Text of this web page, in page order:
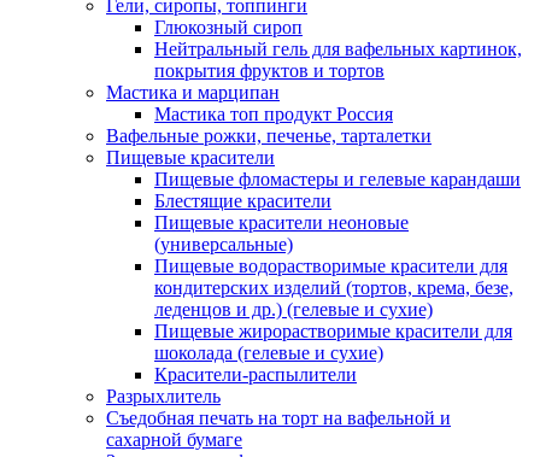
Гели, сиропы, топпинги
Глюкозный сироп
Нейтральный гель для вафельных картинок,
покрытия фруктов и тортов
Мастика и марципан
Мастика топ продукт Россия
Вафельные рожки, печенье, тарталетки
Пищевые красители
Пищевые фломастеры и гелевые карандаши
Блестящие красители
Пищевые красители неоновые
(универсальные)
Пищевые водорастворимые красители для
кондитерских изделий (тортов, крема, безе,
леденцов и др.) (гелевые и сухие)
Пищевые жирорастворимые красители для
шоколада (гелевые и сухие)
Красители-распылители
Разрыхлитель
Съедобная печать на торт на вафельной и
сахарной бумаге